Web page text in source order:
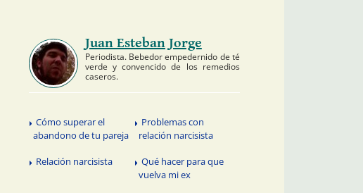
Juan Esteban Jorge
Periodista. Bebedor empedernido de té
verde y convencido de los remedios
caseros.
Cómo superar el
abandono de tu pareja
Problemas con
relación narcisista
Relación narcisista
Qué hacer para que
vuelva mi ex